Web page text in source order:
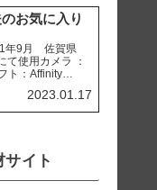
お気に入り
年9月 佐賀県
て使用カメラ ：
ト：Affinity
アレグリアガー
使用カメラ ：
2023.01.17
イト